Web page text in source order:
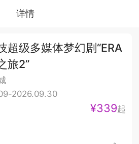
详情
超级多媒体梦幻剧“ERA
旅2”
2026.09.30
¥339起